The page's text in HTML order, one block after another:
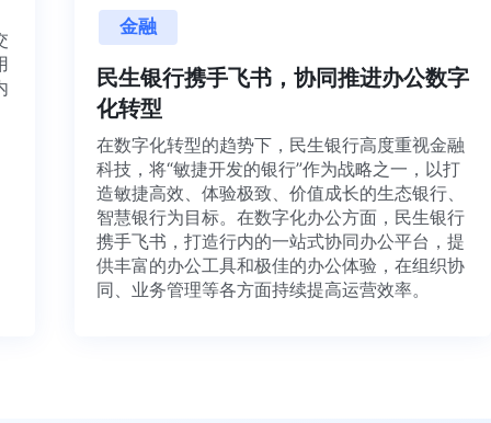
交
用
内
民生银行携手飞书，协同推进办公数
化转型
在数字化转型的趋势下，民生银行高度重视金
科技，将“敏捷开发的银行”作为战略之一，以
造敏捷高效、体验极致、价值成长的生态银行
智慧银行为目标。在数字化办公方面，民生银
携手飞书，打造行内的一站式协同办公平台，
供丰富的办公工具和极佳的办公体验，在组织
同、业务管理等各方面持续提高运营效率。